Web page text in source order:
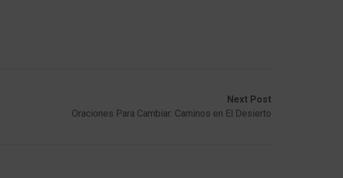
Next Post
Oraciones Para Cambiar: Caminos en El Desierto